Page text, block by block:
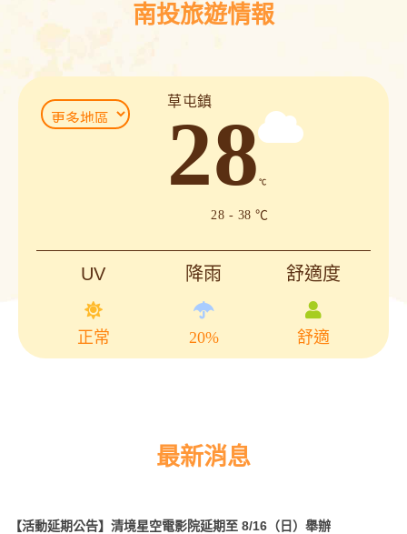
南投旅遊情報
草屯鎮
28℃
28 - 38 ℃
UV
正常
降雨
20%
舒適度
舒適
最新消息
【活動延期公告】清境星空電影院延期至 8/16（日）舉辦